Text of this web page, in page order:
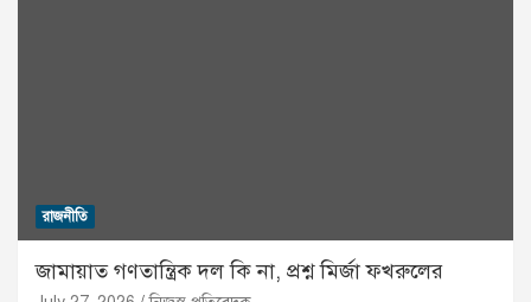
রাজনীতি
জামায়াত গণতান্ত্রিক দল কি না, প্রশ্ন মির্জা ফখরুলের